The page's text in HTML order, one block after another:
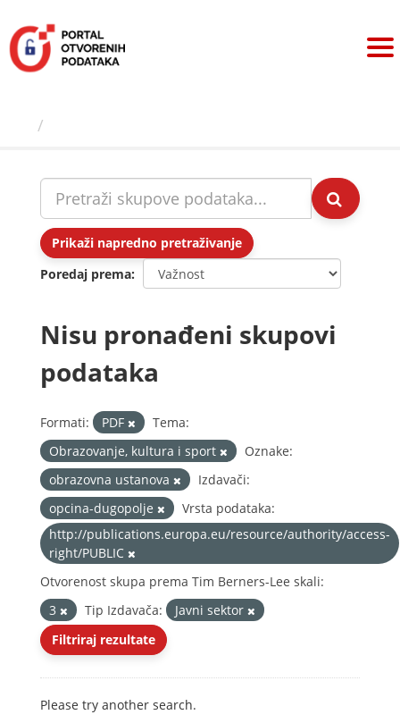
sadržaj
Prikaži napredno pretraživanje
Poredaj prema
Nisu pronađeni skupovi
podataka
Formati: PDF
Tema:
Obrazovanje, kultura i sport
Oznake:
obrazovna ustanova
Izdavači:
opcina-dugopolje
Vrsta podataka:
http://publications.europa.eu/resource/authority/access-
right/PUBLIC
Otvorenost skupa prema Tim Berners-Lee skali:
3
Tip Izdavača:
Javni sektor
Filtriraj rezultate
Please try another search.